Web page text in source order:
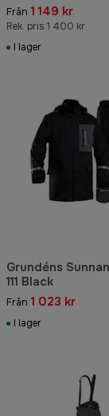
Från 1 149 kr
Rek. pris 1 400 kr
I lager
Grundéns
111 Black
Från 1 023 kr
I lager